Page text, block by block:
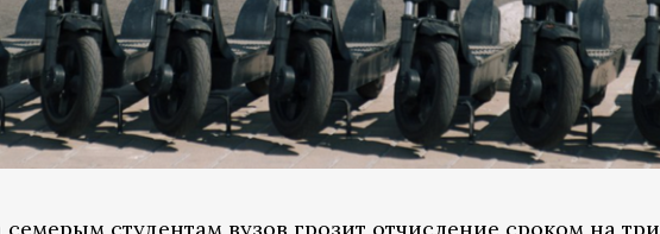
студентам вузов грозит отчисление сроком на три